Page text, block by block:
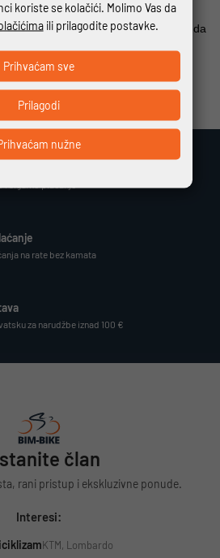
zateznim trakama na rukama i
stražnjoj i bočnoj strani trupa, tako da
na svom motociklu.
na rate bez kamata
za narudžbe iznad 100 €
član
rani pristup i ekskluzivne ponude.
Interesi:
KTM, Lombardo
koriste se kolačići. Molimo Vas da
ili prilagodite postavke.
nužne
Prilagodi
Prihvaćam sve